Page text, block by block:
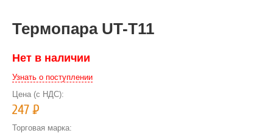
Термопара UT-T11
Нет в наличии
Узнать о поступлении
Цена (с НДС):
247Р
Торговая марка: